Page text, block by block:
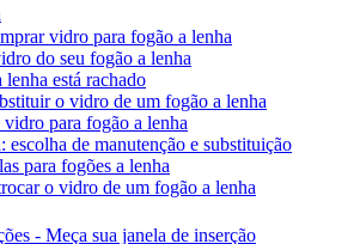
vidro para fogão a lenha
do seu fogão a lenha
está rachado
o vidro de um fogão a lenha
para fogão a lenha
de manutenção e substituição
para fogões a lenha
o vidro de um fogão a lenha
- Meça sua janela de inserção